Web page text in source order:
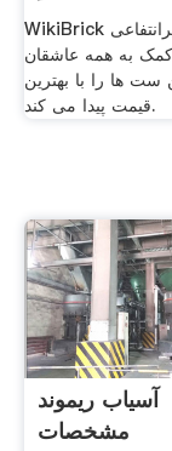
WikiBrick یک انجمن غیرانتفاعی
به همه عاشقان
ست ها را با بهترین
قیمت پیدا می کند.
آسیاب ریموند
مشخصات